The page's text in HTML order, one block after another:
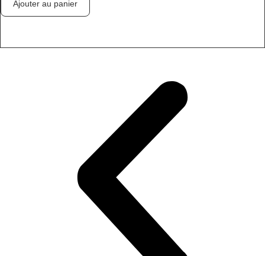
Ajouter au panier